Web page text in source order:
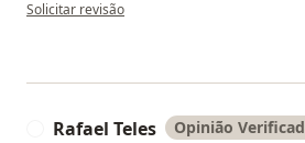
Solicitar revisão
Rafael Teles Opinião